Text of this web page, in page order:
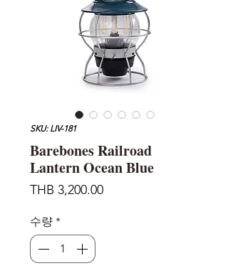
SKU: LIV-181
Barebones Railroad
Lantern Ocean Blue
THB 3,200.00가
수량 *